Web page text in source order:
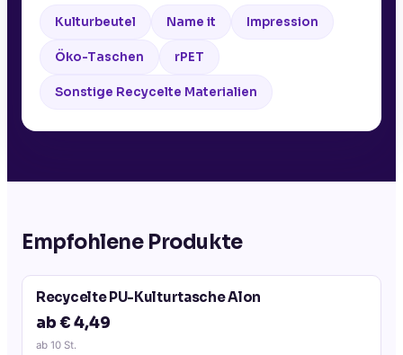
Kulturbeutel Name it Impression
Öko-Taschen rPET
Sonstige Recycelte Materialien
Empfohlene Produkte
Recycelte PU-Kulturtasche Alon
ab € 4,49
ab 10 St.